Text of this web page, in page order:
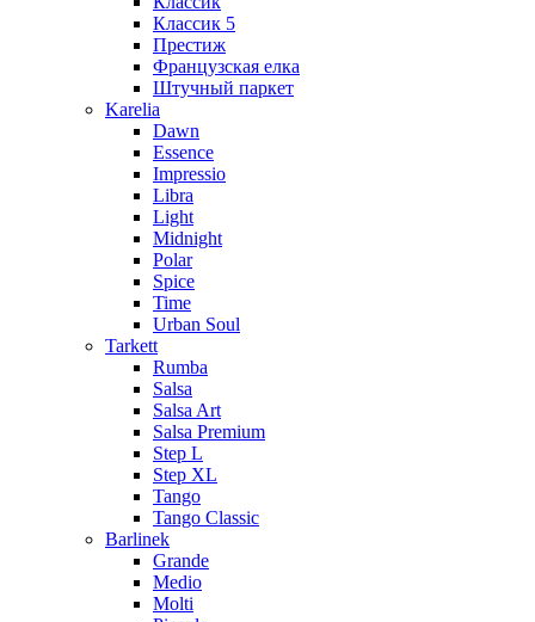
Классик 5
Престиж
Французская елка
Штучный паркет
Karelia
Dawn
Essence
Impressio
Libra
Light
Midnight
Polar
Spice
Time
Urban Soul
Tarkett
Rumba
Salsa
Salsa Art
Salsa Premium
Step L
Step XL
Tango
Tango Classic
Barlinek
Grande
Medio
Molti